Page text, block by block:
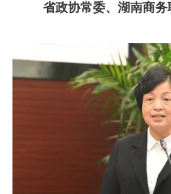
省政协常委、湖南商